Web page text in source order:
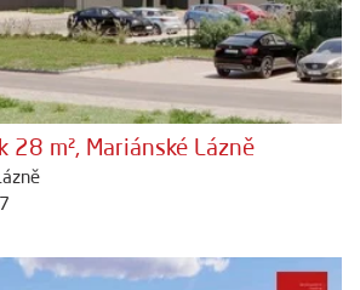
28 m², Mariánské Lázně